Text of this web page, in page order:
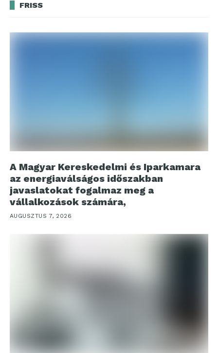
FRISS
A Magyar Kereskedelmi és Iparkamara
az energiaválságos időszakban
javaslatokat fogalmaz meg a
vállalkozások számára,
AUGUSZTUS 7, 2026